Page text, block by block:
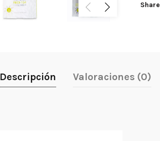
Share
Descripción Valoraciones (0)